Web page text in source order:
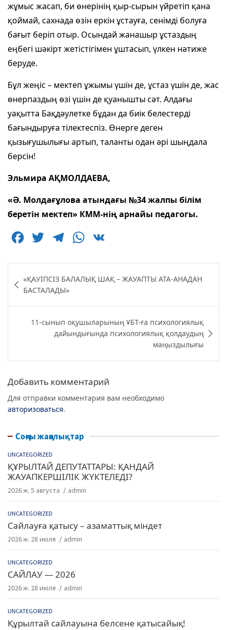
жұмыс жасап, би өнерінің қыр-сырын үйретіп қана
қоймай, сахнада өзін еркін ұстауға, сенімді болуға
бағыт беріп отыр. Осындай жанашыр ұстаздың
еңбегі шәкірт жетістігімен ұштасып, үлкен нәтиже
беруде.
Бұл жеңіс – мектеп ұжымы үшін де, ұстаз үшін де, жас
өнерпаздың өзі үшін де қуанышты сәт. Алдағы
уақытта Бақдәулетке бұдан да биік белестерді
бағындыруға тілектеспіз. Өнерге деген
қызығушылығы артып, таланты одан әрі шыңдала
берсін!
Эльмира АҚМОЛДАЕВА,
«Ә. Молдағұлова атындағы №34 жалпы білім
беретін мектеп» КММ-нің арнайы педагогы.
F
c
e
b
o
T
itt
er
T
e
g
ra
m
W
at
s
A
p
p
по
записям
«ҚАУІПСІЗ БАЛАЛЫҚ ШАҚ – ЖАУАПТЫ АТА-АНАДАН
БАСТАЛАДЫ»
11-сынып оқушыларының ҰБТ-ға психологиялық
дайындығында психологиялық қолдаудың
маңыздылығы
Добавить комментарий
Для отправки комментария вам необходимо
авторизоваться.
Соңғы жаңалықтар
UNCATEGORIZED
ҚҰРЫЛТАЙ ДЕПУТАТТАРЫ: ҚАНДАЙ
ЖАУАПКЕРШІЛІК ЖҮКТЕЛЕДІ?
2026 ж. 5 августа admin
UNCATEGORIZED
Сайлауға қатысу – азаматтық міндет
2026 ж. 28 июля admin
UNCATEGORIZED
САЙЛАУ — 2026
2026 ж. 28 июля admin
UNCATEGORIZED
Құрылтай сайлауына белсене қатысайық!